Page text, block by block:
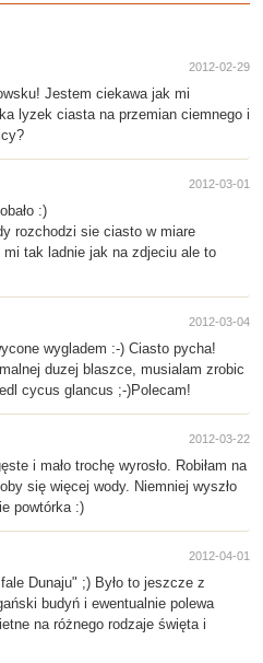
2012-02-29
Jestem ciekawa jak mi
lyzek ciasta na przemian ciemnego i
2012-03-01
:)
rozchodzi sie ciasto w miare
tak ladnie jak na zdjeciu ale to
2012-03-04
wygladem :-) Ciasto pycha!
duzej blaszce, musialam zrobic
cycus glancus ;-)Polecam!
2012-03-22
i mało trochę wyrosło. Robiłam na
się więcej wody. Niemniej wyszło
powtórka :)
2012-04-01
Dunaju" ;) Było to jeszcze z
budyń i ewentualnie polewa
na różnego rodzaje święta i